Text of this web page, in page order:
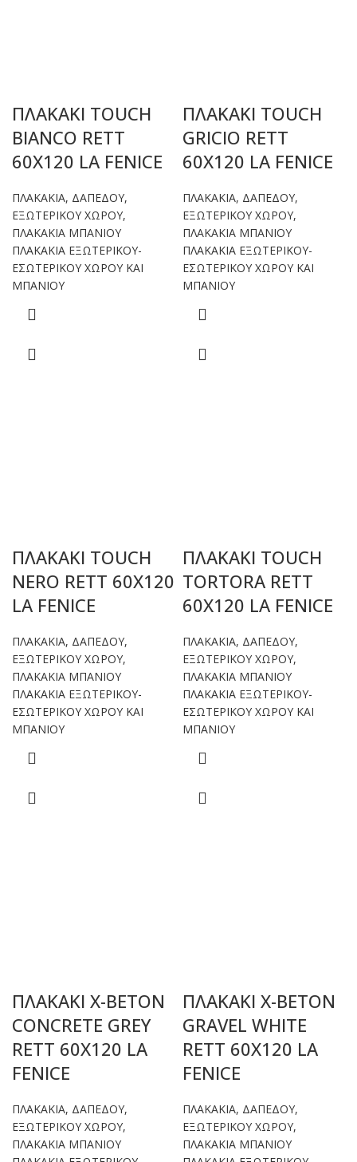
ΠΛΑΚΑΚΙ TOUCH
BIANCO RETT
60X120 LA FENICE
ΠΛΑΚΑΚΙΑ, ΔΑΠΕΔΟΥ,
ΕΞΩΤΕΡΙΚΟΥ ΧΩΡΟΥ,
ΠΛΑΚΑΚΙΑ ΜΠΑΝΙΟΥ
ΠΛΑΚΑΚΙΑ ΕΞΩΤΕΡΙΚΟΥ-
ΕΣΩΤΕΡΙΚΟΥ ΧΩΡΟΥ ΚΑΙ
ΜΠΑΝΙΟΥ
ΠΛΑΚΑΚΙ TOUCH
GRICIO RETT
60X120 LA FENICE
ΠΛΑΚΑΚΙΑ, ΔΑΠΕΔΟΥ,
ΕΞΩΤΕΡΙΚΟΥ ΧΩΡΟΥ,
ΠΛΑΚΑΚΙΑ ΜΠΑΝΙΟΥ
ΠΛΑΚΑΚΙΑ ΕΞΩΤΕΡΙΚΟΥ-
ΕΣΩΤΕΡΙΚΟΥ ΧΩΡΟΥ ΚΑΙ
ΜΠΑΝΙΟΥ
ΠΛΑΚΑΚΙ TOUCH
NERO RETT 60X120
LA FENICE
ΠΛΑΚΑΚΙΑ, ΔΑΠΕΔΟΥ,
ΕΞΩΤΕΡΙΚΟΥ ΧΩΡΟΥ,
ΠΛΑΚΑΚΙΑ ΜΠΑΝΙΟΥ
ΠΛΑΚΑΚΙΑ ΕΞΩΤΕΡΙΚΟΥ-
ΕΣΩΤΕΡΙΚΟΥ ΧΩΡΟΥ ΚΑΙ
ΜΠΑΝΙΟΥ
ΠΛΑΚΑΚΙ TOUCH
TORTORA RETT
60X120 LA FENICE
ΠΛΑΚΑΚΙΑ, ΔΑΠΕΔΟΥ,
ΕΞΩΤΕΡΙΚΟΥ ΧΩΡΟΥ,
ΠΛΑΚΑΚΙΑ ΜΠΑΝΙΟΥ
ΠΛΑΚΑΚΙΑ ΕΞΩΤΕΡΙΚΟΥ-
ΕΣΩΤΕΡΙΚΟΥ ΧΩΡΟΥ ΚΑΙ
ΜΠΑΝΙΟΥ
ΠΛΑΚΑΚΙ X-BETON
CONCRETE GREY
RETT 60X120 LA
FENICE
ΠΛΑΚΑΚΙΑ, ΔΑΠΕΔΟΥ,
ΕΞΩΤΕΡΙΚΟΥ ΧΩΡΟΥ,
ΠΛΑΚΑΚΙΑ ΜΠΑΝΙΟΥ
ΠΛΑΚΑΚΙ X-BETON
GRAVEL WHITE
RETT 60X120 LA
FENICE
ΠΛΑΚΑΚΙΑ, ΔΑΠΕΔΟΥ,
ΕΞΩΤΕΡΙΚΟΥ ΧΩΡΟΥ,
ΠΛΑΚΑΚΙΑ ΜΠΑΝΙΟΥ